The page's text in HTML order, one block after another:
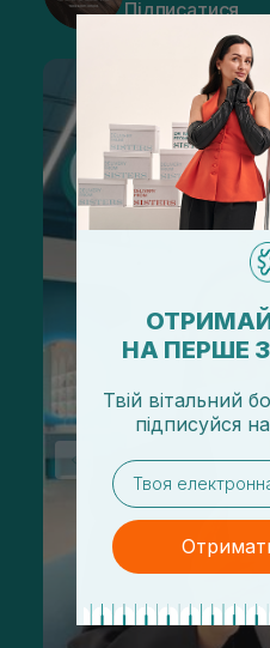
Підписатися
НА ПЕРШЕ
Твій вітальний
підписуйся на
email